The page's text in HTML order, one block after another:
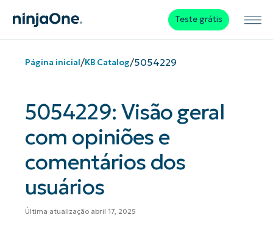
Teste grátis
Página inicial/KB Catalog/5054229
5054229: Visão geral
com opiniões e
comentários dos
usuários
Última atualização abril 17, 2025